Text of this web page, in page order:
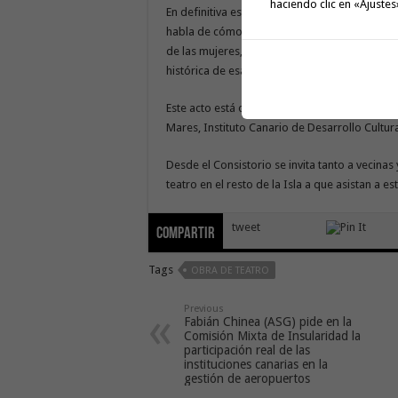
En definitiva esta obra de teatro que forma
habla de cómo los ejercicios de poder
de las mujeres, a través de la violencia
histórica de esas acciones ejerce una
Este acto está organizado por el
Mares, Instituto Canario de Desarrollo
Desde el Consistorio se invita tanto a
teatro en el resto de la Isla a que asistan a
Compartir tweet
Tags OBRA DE TEATRO
Previous
Fabián Chinea (ASG) pide en la
Comisión Mixta de Insularidad la
participación real de las
instituciones canarias en la
gestión de aeropuertos
haciendo clic en